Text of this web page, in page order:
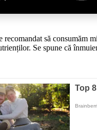
recomandat să
Se spune că